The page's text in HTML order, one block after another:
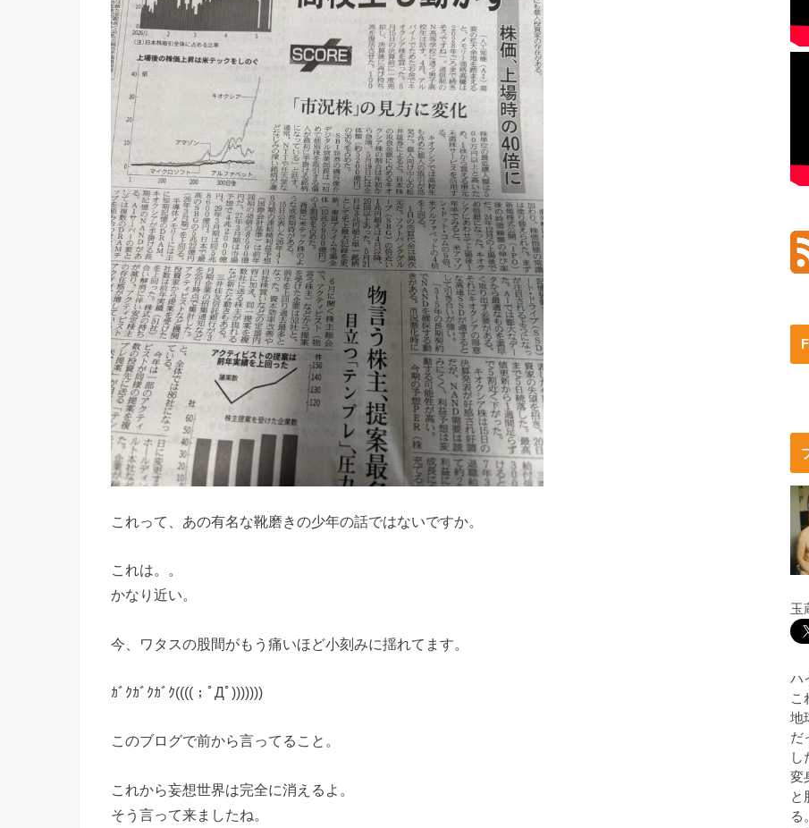
これって、あの有名な靴磨きの少年の話ではないですか。
これは。。
かなり近い。
今、ワタスの股間がもう痛いほど小刻みに揺れてます。
ｶﾞｸｶﾞｸｶﾞｸ((((；ﾟДﾟ)))))))
このブログで前から言ってること。
これから妄想世界は完全に消えるよ。
そう言って来ましたね。
玉
ハ
こ
地
だ
し
変
と
る。